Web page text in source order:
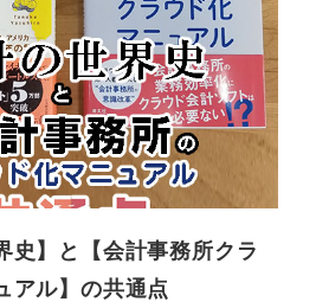
史】と【会計事務所クラ
アル】の共通点